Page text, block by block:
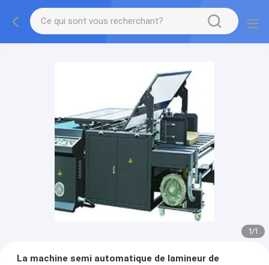
1/1
La machine semi automatique de lamineur de